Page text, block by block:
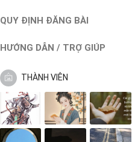
QUY ĐỊNH ĐĂNG BÀI
HƯỚNG DẪN / TRỢ GIÚP
THÀNH VIÊN